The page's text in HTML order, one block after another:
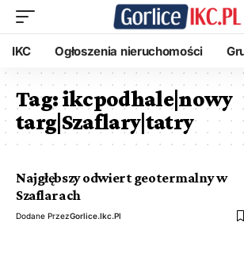
IKC Ogłoszenia nieruchomości
Tag:ikcpodhale|nowy
targ|Szaflary|tatry
Najgłębszy odwiert geotermalny w
Szaflarach
Dodane PrzezGorlice.ikc.pl